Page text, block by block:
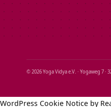
© 2026 Yoga Vidya e.V. · Yogaweg 7 ·
WordPress Cookie Notice by